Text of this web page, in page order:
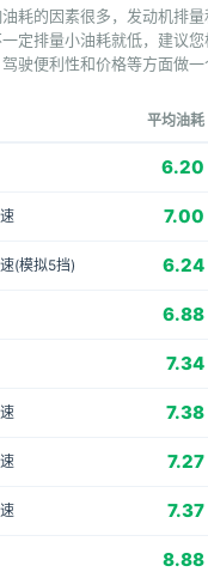
耗的因素很多，发动机排
定排量小油耗就低，建议
驶便利性和价格等方面做一
平均油耗
6.20
7.00
(模拟5挡) 6.24
6.88
7.34
7.38
7.27
7.37
8.88